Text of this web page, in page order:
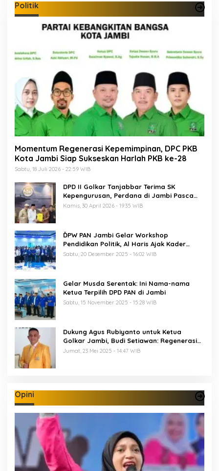
Politik
Momentum Regenerasi Kepemimpinan, DPC PKB
Kota Jambi Siap Sukseskan Harlah PKB ke-28
Sabtu, 18 Juli 2026 - 22:59 WIB
DPD II Golkar Tanjabbar Terima SK
Kepengurusan, Perdana di Jambi Pasca
Musda
Kamis, 30 April 2026 - 19:35 WIB
ĎPW PAN Jambi Gelar Workshop
Pendidikan Politik, Al Haris Ajak Kader
Perkuat Soliditas Jelang Pemilu 2029
Sabtu, 20 Desember 2025 - 16:02 WIB
Gelar Musda Serentak: Ini Nama-nama
Ketua Terpilih DPD PAN di Jambi
Sabtu, 15 November 2025 - 15:28 WIB
Dukung Agus Rubiyanto untuk Ketua
Golkar Jambi, Budi Setiawan: Regenerasi
Kepemimpinan Wajib Berjalan
Jumat, 23 Mei 2025 - 14:47 WIB
Opini